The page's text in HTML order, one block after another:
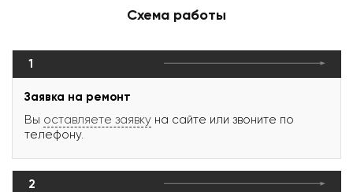
Схема работы
1
Заявка на ремонт
Вы оставляете заявку на сайте или звоните по
телефону.
2